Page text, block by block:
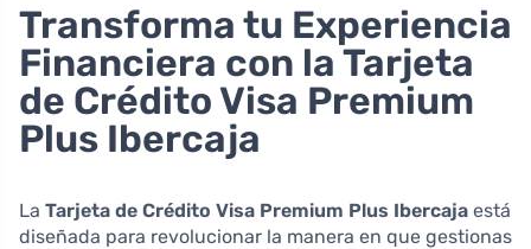
Transforma tu Experiencia
Financiera con la Tarjeta
de Crédito Visa Premium
Plus Ibercaja
La Tarjeta de Crédito Visa Premium Plus Ibercaja está
diseñada para revolucionar la manera en que gestionas